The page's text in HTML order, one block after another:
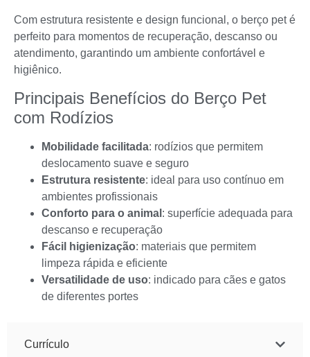
Currículo
Com estrutura resistente e design funcional, o berço pet é
perfeito para momentos de recuperação, descanso ou
atendimento, garantindo um ambiente confortável e
higiênico.
Principais Benefícios do Berço Pet
com Rodízios
Mobilidade facilitada: rodízios que permitem
deslocamento suave e seguro
Estrutura resistente: ideal para uso contínuo em
ambientes profissionais
Conforto para o animal : superfície adequada para
descanso e recuperação
Fácil higienização: materiais que permitem
limpeza rápida e eficiente
Versatilidade de uso: indicado para cães e gatos
de diferentes portes